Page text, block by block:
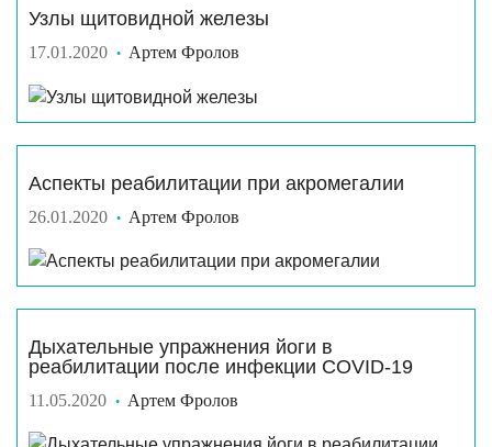
Узлы щитовидной железы
17.01.2020 Артем Фролов
Аспекты реабилитации при акромегалии
26.01.2020 Артем Фролов
Дыхательные упражнения йоги в
реабилитации после инфекции COVID-19
11.05.2020 Артем Фролов